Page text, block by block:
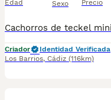
Edad Sexo Precio
Criador
Identidad Verificada
Los Barrios, Cádiz (116km)